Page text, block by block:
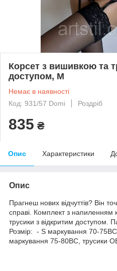
Корсет з вишивкою та
доступом, М
Немає в наявності
Код: 931/57 Domi
Роздріб
835 ₴
Опис Характеристики
Опис
Прагнеш нових відчуттів? Він
справі. Комплект з напиленням
трусики з відкритим доступом.
Розмір: - S маркування 70-
маркування 75-80ВС, трусики